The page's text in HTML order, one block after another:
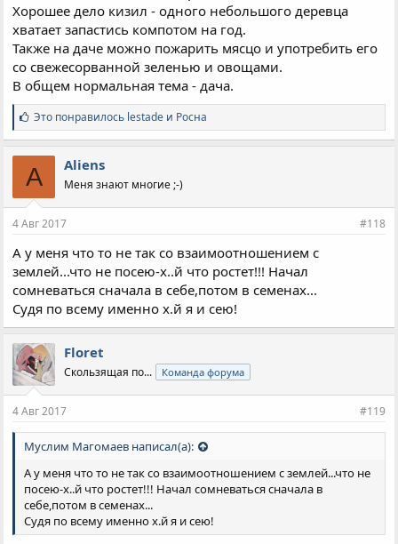
Хорошее дело кизил - одного небольшого деревца
хватает запастись компотом на год.
Также на даче можно пожарить мясцо и употребить его
со свежесорванной зеленью и овощами.
В общем нормальная тема - дача.
С
и
м
п
а
т
и
:
Это понравилось lestade и Росна
A Aliens
Меня знают многие ;-)
4 Авг 2017 #118
А у меня что то не так со взаимоотношением с
землей...что не посею-х..й что ростет!!! Начал
сомневаться сначала в себе,потом в семенах...
Судя по всему именно х.й я и сею!
Floret
Скользящая по... Команда форума
4 Авг 2017 #119
Муслим Магомаев написал(а):
А у меня что то не так со взаимоотношением с землей...что не
посею-х..й что ростет!!! Начал сомневаться сначала в
себе,потом в семенах...
Судя по всему именно х.й я и сею!